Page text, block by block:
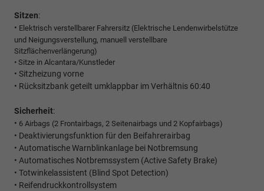
Sitzen:
• Elektrisch verstellbarer Fahrersitz (Elektrische Lendenwirbelstütze
und Neigungsverstellung, manuell verstellbare
Sitzflächenverlängerung)
• Sitze in Alcantara/Kunstleder
• Sitzheizung vorne
• Rücksitzbank geteilt umklappbar im Verhältnis 60:40
Sicherheit:
• 6 Airbags (2 Frontairbags, 2 Seitenairbags und 2 Kopfairbags)
• Deaktivierungsfunktion für den Beifahrerairbag
• Automatische Warnblinkanlage bei Notbremsung
• Automatisches Notbremssystem (Active Safety Brake)
• Totwinkelassistent (Blind Spot Detection)
• Reifendruckkontrollsystem